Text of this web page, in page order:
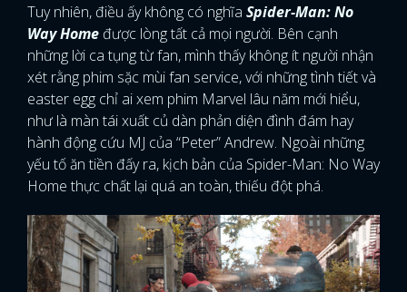
Tuy nhiên, điều ấy không có nghĩa Spider-Man: No
Way Home được lòng tất cả mọi người. Bên cạnh
những lời ca tụng từ fan, mình thấy không ít người nhận
xét rằng phim sặc mùi fan service, với những tình tiết và
easter egg chỉ ai xem phim Marvel lâu năm mới hiểu,
như là màn tái xuất củ dàn phản diện đình đám hay
hành động cứu MJ của “Peter” Andrew. Ngoài những
yếu tố ăn tiền đấy ra, kịch bản của Spider-Man: No Way
Home thực chất lại quá an toàn, thiếu đột phá.